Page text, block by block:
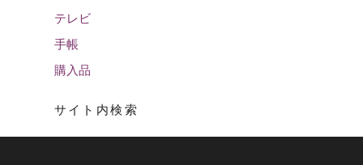
テレビ
手帳
購入品
サイト内検索